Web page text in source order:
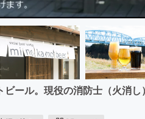
ール。現役の消防士（火消し